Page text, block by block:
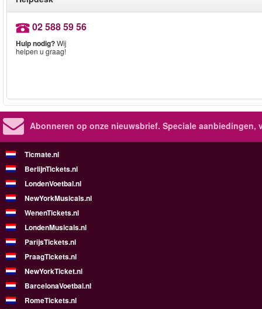
02 588 59 56
Hulp nodig?Wij
helpen u graag!
Abonneren op onze nieuwsbrief. Speciale aanbiedingen,
Ticmate.nl
BerlijnTickets.nl
LondenVoetbal.nl
NewYorkMusicals.nl
WenenTickets.nl
LondenMusicals.nl
ParijsTickets.nl
PraagTickets.nl
NewYorkTicket.nl
BarcelonaVoetbal.nl
RomeTickets.nl